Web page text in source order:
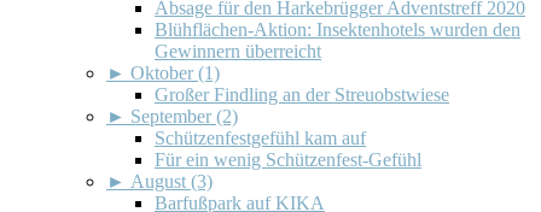
Absage für den Harkebrügger Adventstreff 2020
Blühflächen-Aktion: Insektenhotels wurden den
Gewinnern überreicht
► Oktober (1)
Großer Findling an der Streuobstwiese
► September (2)
Schützenfestgefühl kam auf
Für ein wenig Schützenfest-Gefühl
► August (3)
Barfußpark auf KIKA